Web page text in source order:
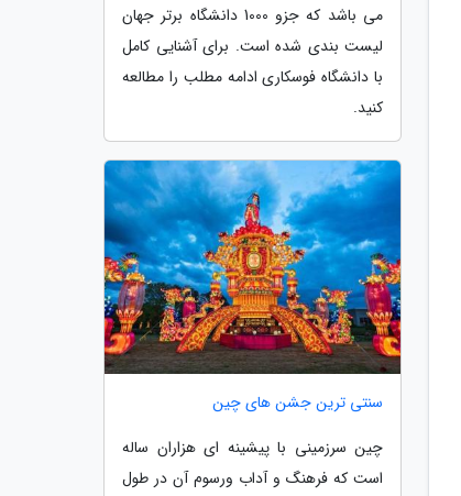
می باشد که جزو 1000 دانشگاه برتر جهان
لیست بندی شده است. برای آشنایی کامل
با دانشگاه فوسکاری ادامه مطلب را مطالعه
کنید.
سنتی ترین جشن های چین
چین سرزمینی با پیشینه ای هزاران ساله
است که فرهنگ و آداب ورسوم آن در طول